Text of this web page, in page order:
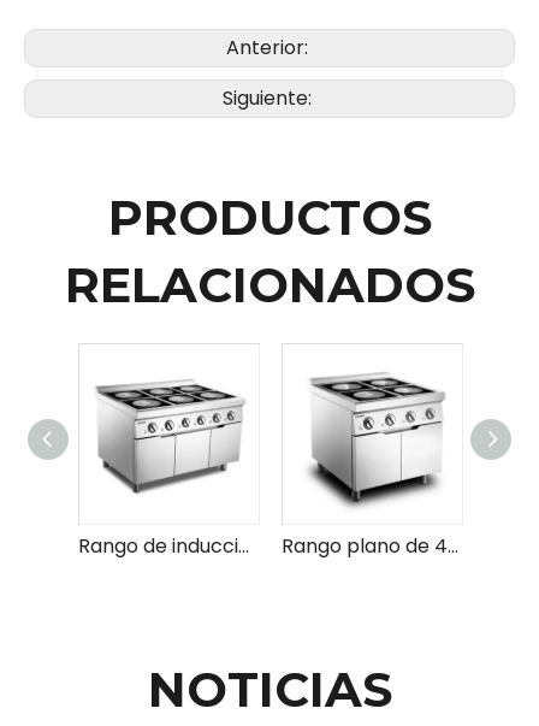
Anterior:
Siguiente:
PRODUCTOS
RELACIONADOS
Rango de inducción plana de 6 zonas infra-rojos Rango plano de 4 zonas infra-rojos profesionales
NOTICIAS